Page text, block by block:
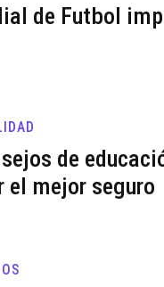
de Futbol
de
el mejor seguro